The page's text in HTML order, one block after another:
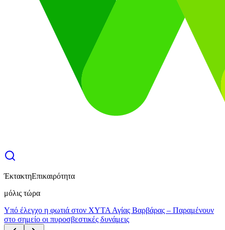
ΈκτακτηΕπικαιρότητα
μόλις τώρα
Υπό έλεγχο η φωτιά στον ΧΥΤΑ Αγίας Βαρβάρας – Παραμένουν
στο σημείο οι πυροσβεστικές δυνάμεις